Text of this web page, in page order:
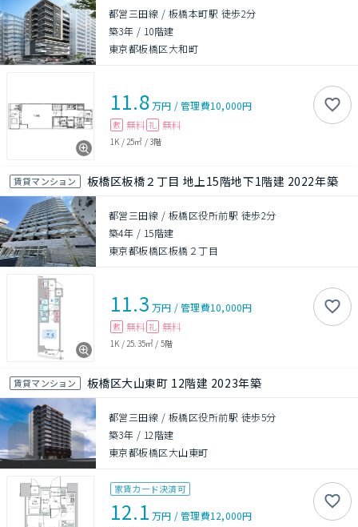
都営三田線 / 板橋本町駅 徒歩2分
築3年 / 10階建
東京都板橋区大和町
11.8万円 /管理費10,000円
敷 無料 礼 無料
1K / 25㎡ /3階
賃貸マンション 板橋区板橋２丁目 地上15階地下1階建 2022年築
都営三田線 / 板橋区役所前駅 徒歩2分
築4年 / 15階建
東京都板橋区板橋２丁目
11.3 万円 /管理費10,000円
敷 無料 礼 無料
1K / 25.35㎡ / 5階
賃貸マンション 板橋区大山東町 12階建 2023年築
都営三田線 / 板橋区役所前駅 徒歩5分
築3年 / 12階建
東京都板橋区大山東町
家賃カード決済可
12.1 万円 /管理費12,000円